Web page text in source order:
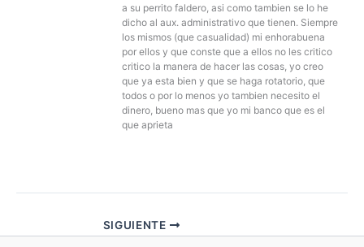
a su perrito faldero, asi como tambien se lo he
dicho al aux. administrativo que tienen. Siempre
los mismos (que casualidad) mi enhorabuena
por ellos y que conste que a ellos no les critico
critico la manera de hacer las cosas, yo creo
que ya esta bien y que se haga rotatorio, que
todos o por lo menos yo tambien necesito el
dinero, bueno mas que yo mi banco que es el
que aprieta
SIGUIENTE